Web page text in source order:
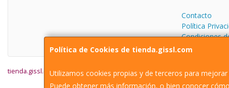
Política de Cookies de tienda.gissl.com
Utilizamos cookies propias y de terceros para
Puede obtener más información, o bien conocer
Contacto
Política
Condiciones
tienda.gissl.com © 2026